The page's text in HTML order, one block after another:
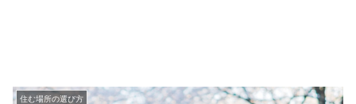
住む場所の選び方